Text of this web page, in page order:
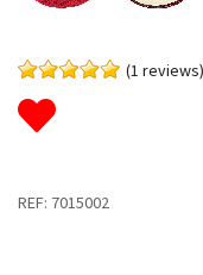
(1 reviews)
REF: 7015002